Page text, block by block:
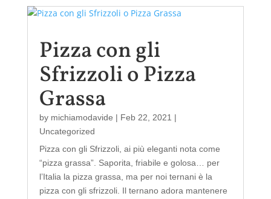
Pizza con gli
Sfrizzoli o Pizza
Grassa
by michiamodavide | Feb 22, 2021 |
Uncategorized
Pizza con gli Sfrizzoli, ai più eleganti nota come
“pizza grassa”. Saporita, friabile e golosa… per
l’Italia la pizza grassa, ma per noi ternani è la
pizza con gli sfrizzoli. Il ternano adora mantenere